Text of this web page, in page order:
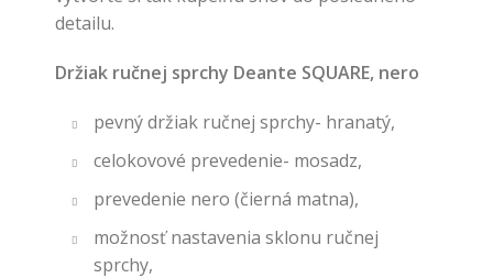
detailu.
Držiak ručnej sprchy Deante SQUARE, nero
pevný držiak ručnej sprchy- hranatý,
celokovové prevedenie- mosadz,
prevedenie nero (čierná matna),
možnosť nastavenia sklonu ručnej
sprchy,